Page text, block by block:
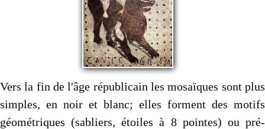
Vers la fin de l'âge républicain les mosaïques sont plus
simples, en noir et blanc; elles forment des motifs
géométriques (sabliers, étoiles à 8 pointes) ou pré­